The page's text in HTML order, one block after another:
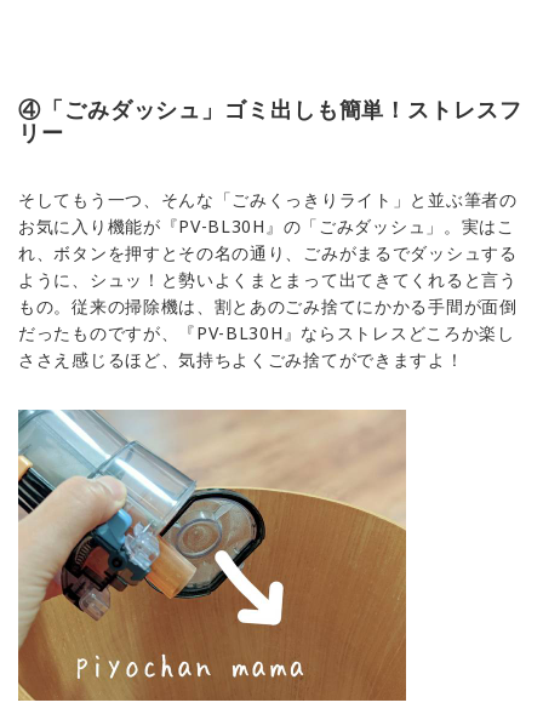
④「ごみダッシュ」ゴミ出しも簡単！ストレスフ
リー
そしてもう一つ、そんな「ごみくっきりライト」と並ぶ筆者の
お気に入り機能が『PV-BL30H』の「ごみダッシュ」。実はこ
れ、ボタンを押すとその名の通り、ごみがまるでダッシュする
ように、シュッ！と勢いよくまとまって出てきてくれると言う
もの。従来の掃除機は、割とあのごみ捨てにかかる手間が面倒
だったものですが、『PV-BL30H』ならストレスどころか楽し
ささえ感じるほど、気持ちよくごみ捨てができますよ！